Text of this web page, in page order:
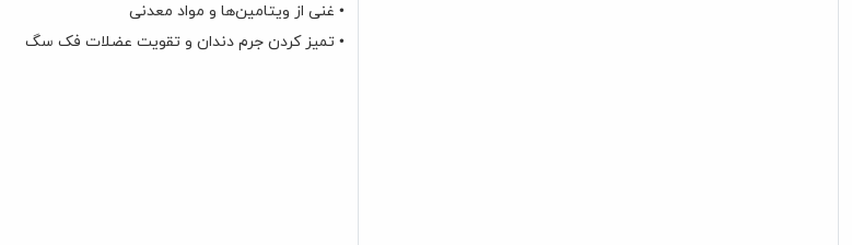
• غنی از ویتامین‌ها و مواد معدنی
• تمیز کردن جرم دندان و تقویت عضلات فک سگ